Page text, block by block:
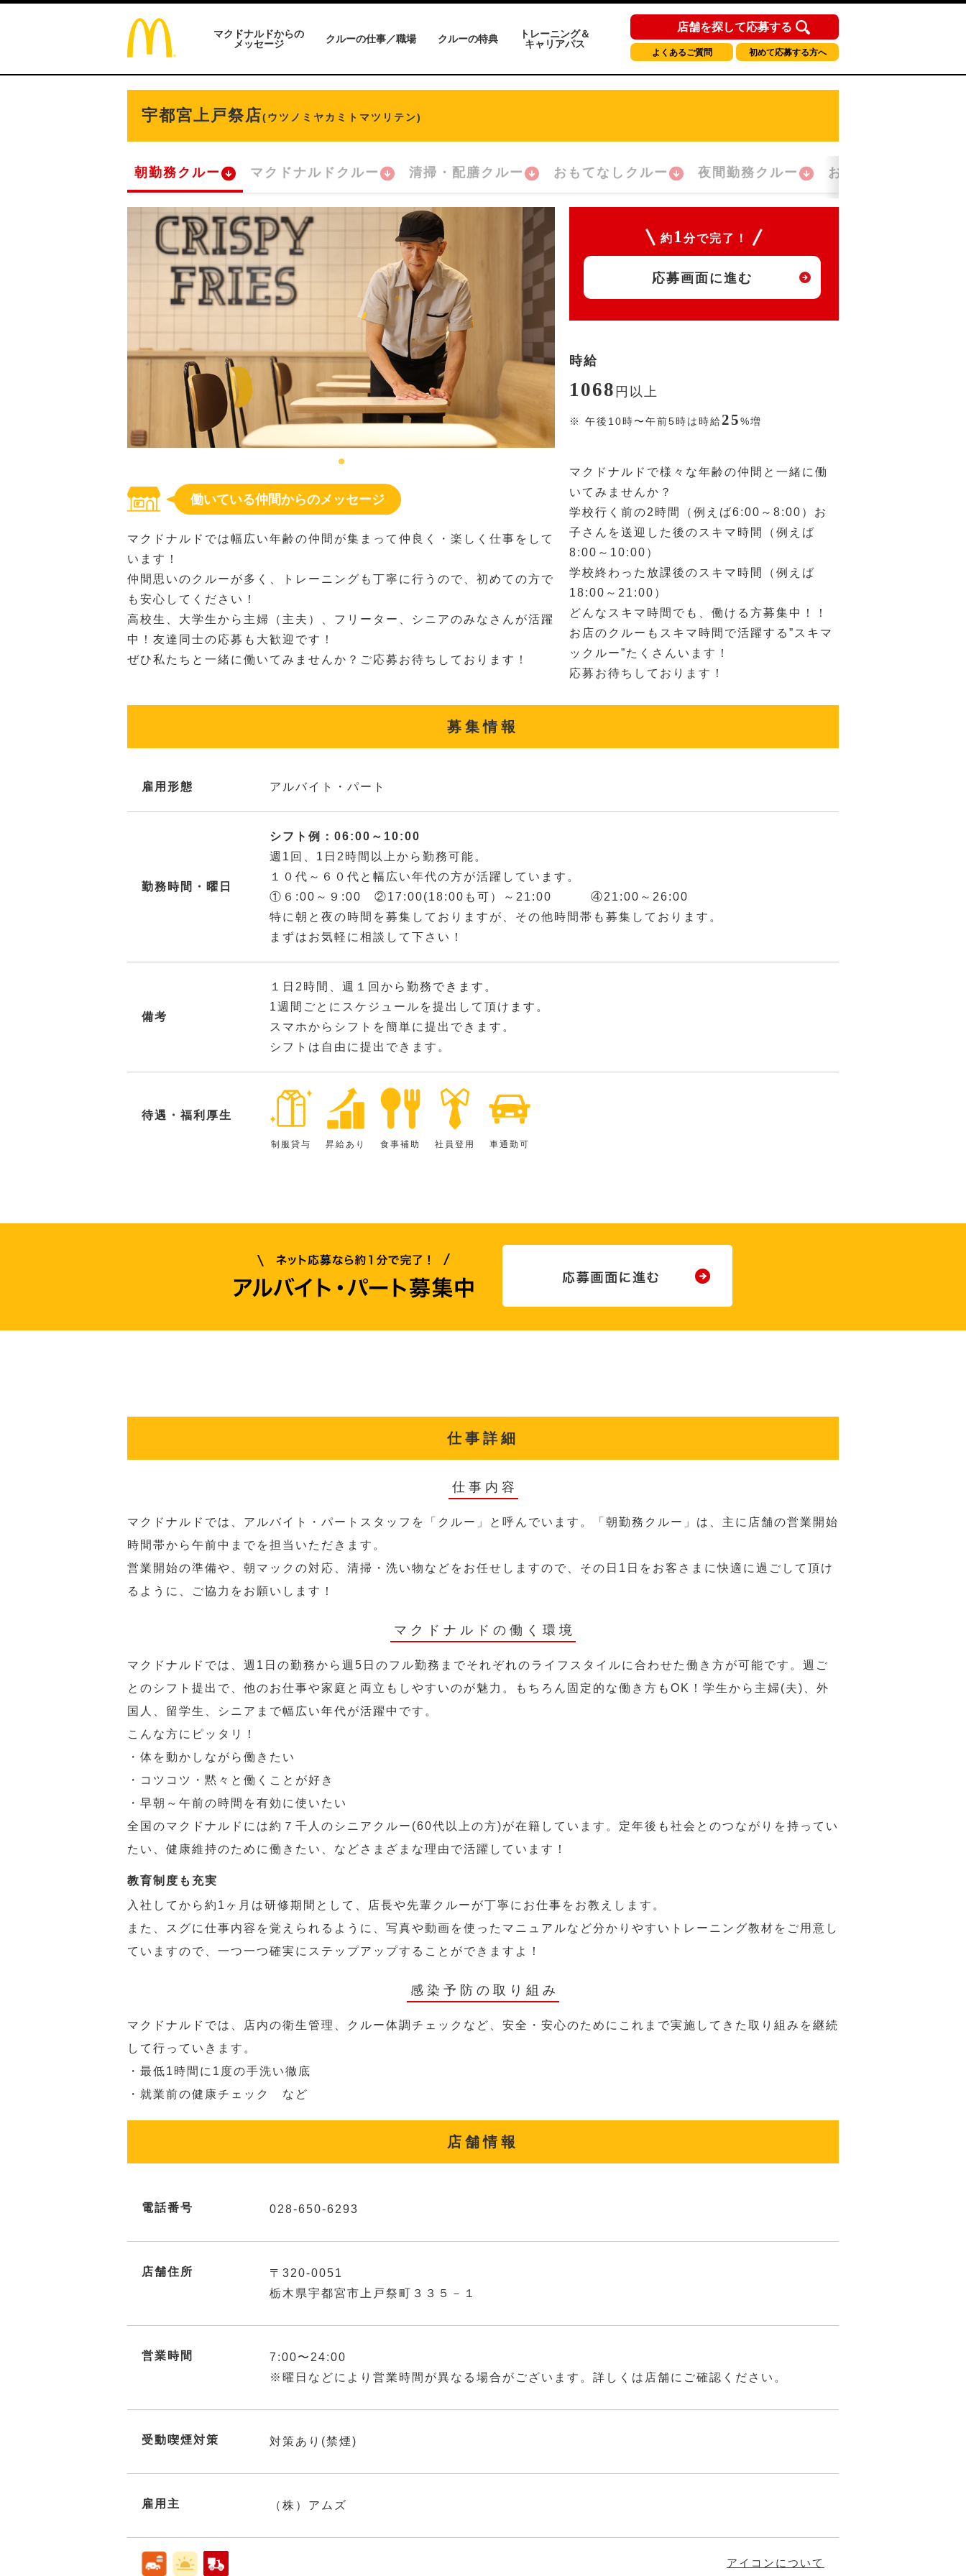
マクドナルドからの
メッセージ
クルーの仕事／職場 クルーの特典
トレーニング＆
キャリアパス
店舗を探して応募する
よくあるご質問 初めて応募する方へ
宇都宮上戸祭店(ウツノミヤカミトマツリテン)
朝勤務クルー マクドナルドクルー 清掃・配膳クルー おもてなしクルー 夜間勤務クルー おかえり！クルー
働いている仲間からのメッセージ
マクドナルドでは幅広い年齢の仲間が集まって仲良く・楽しく仕事をして
います！
仲間思いのクルーが多く、トレーニングも丁寧に行うので、初めての方で
も安心してください！
高校生、大学生から主婦（主夫）、フリーター、シニアのみなさんが活躍
中！友達同士の応募も大歓迎です！
ぜひ私たちと一緒に働いてみませんか？ご応募お待ちしております！
約 1 分で完了！
応募画面に進む
時給
1068 円 以上
※ 午後10時〜午前5時は時給25%増
マクドナルドで様々な年齢の仲間と一緒に働
いてみませんか？
学校行く前の2時間（例えば6:00～8:00）お
子さんを送迎した後のスキマ時間（例えば
8:00～10:00）
学校終わった放課後のスキマ時間（例えば
18:00～21:00）
どんなスキマ時間でも、働ける方募集中！！
お店のクルーもスキマ時間で活躍する”スキマ
ックルー”たくさんいます！
応募お待ちしております！
募集情報
雇用形態 アルバイト・パート
勤務時間・曜日
シフト例：06:00～10:00
週1回、1日2時間以上から勤務可能。
１０代～６０代と幅広い年代の方が活躍しています。
①６:00～９:00 ②17:00(18:00も可）～21:00 ④21:00～26:00
特に朝と夜の時間を募集しておりますが、その他時間帯も募集しております。
まずはお気軽に相談して下さい！
備考
１日2時間、週１回から勤務できます。
1週間ごとにスケジュールを提出して頂けます。
スマホからシフトを簡単に提出できます。
シフトは自由に提出できます。
待遇・福利厚生
制服貸与 昇給あり 食事補助 社員登用 車通勤可
仕事詳細
仕事内容
マクドナルドでは、アルバイト・パートスタッフを「クルー」と呼んでいます。「朝勤務クルー」は、主に店舗の営業開始
時間帯から午前中までを担当いただきます。
営業開始の準備や、朝マックの対応、清掃・洗い物などをお任せしますので、その日1日をお客さまに快適に過ごして頂け
るように、ご協力をお願いします！
マクドナルドの働く環境
マクドナルドでは、週1日の勤務から週5日のフル勤務までそれぞれのライフスタイルに合わせた働き方が可能です。週ご
とのシフト提出で、他のお仕事や家庭と両立もしやすいのが魅力。もちろん固定的な働き方もOK！学生から主婦(夫)、外
国人、留学生、シニアまで幅広い年代が活躍中です。
こんな方にピッタリ！
・体を動かしながら働きたい
・コツコツ・黙々と働くことが好き
・早朝～午前の時間を有効に使いたい
全国のマクドナルドには約７千人のシニアクルー(60代以上の方)が在籍しています。定年後も社会とのつながりを持ってい
たい、健康維持のために働きたい、などさまざまな理由で活躍しています！
教育制度も充実
入社してから約1ヶ月は研修期間として、店長や先輩クルーが丁寧にお仕事をお教えします。
また、スグに仕事内容を覚えられるように、写真や動画を使ったマニュアルなど分かりやすいトレーニング教材をご用意し
ていますので、一つ一つ確実にステップアップすることができますよ！
感染予防の取り組み
マクドナルドでは、店内の衛生管理、クルー体調チェックなど、安全・安心のためにこれまで実施してきた取り組みを継続
して行っていきます。
・最低1時間に1度の手洗い徹底
・就業前の健康チェック など
店舗情報
電話番号 028-650-6293
店舗住所
〒320-0051
栃木県宇都宮市上戸祭町３３５－１
営業時間
7:00〜24:00
※曜日などにより営業時間が異なる場合がございます。詳しくは店舗にご確認ください。
受動喫煙対策 対策あり(禁煙)
雇用主 （株）アムズ
アイコンについて